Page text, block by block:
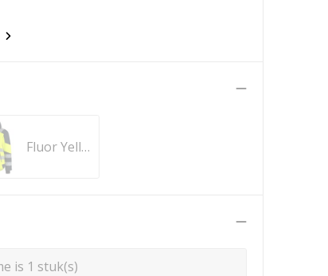
Fluor Yellow-Ink
is 1 stuk(s)